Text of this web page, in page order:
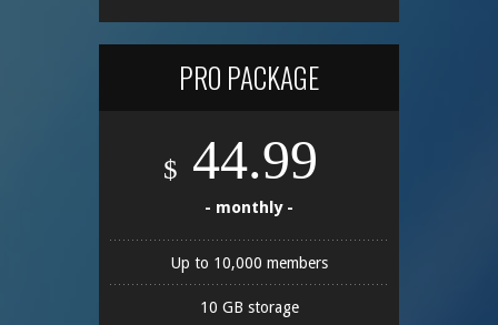
PRO PACKAGE
$ 44.99
- monthly -
Up to 10,000 members
10 GB storage